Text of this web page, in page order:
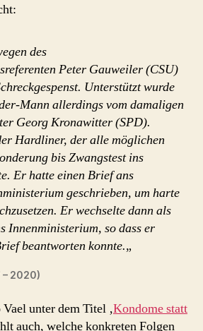
des
Peter Gauweiler (CSU)
Unterstützt wurde
Mann allerdings vom damaligen
Georg Kronawitter (SPD).
Hardliner, der alle möglichen
bis Zwangstest ins
Er hatte einen Brief ans
geschrieben, um harte
Er wechselte dann als
Innenministerium, so dass er
beantworten konnte.„
– 2020)
unter dem Titel ‚Kondome statt
auch, welche konkreten Folgen